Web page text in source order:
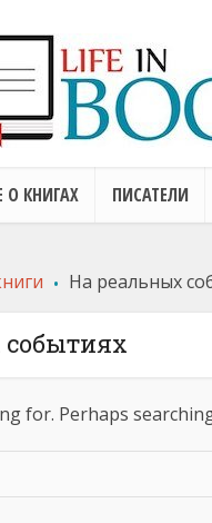
О КНИГАХ ПИСАТЕЛИ
. На реальных
for. Perhaps